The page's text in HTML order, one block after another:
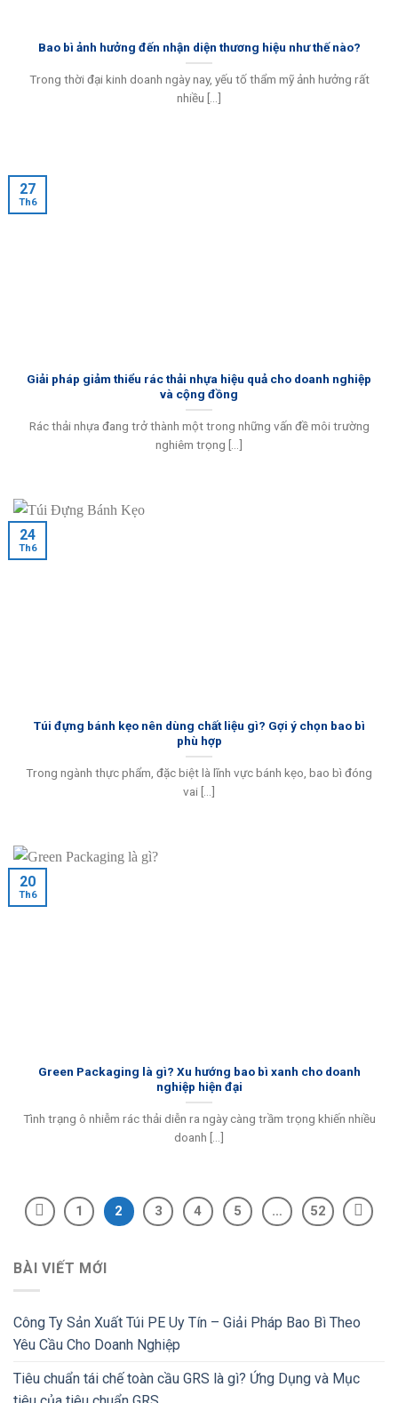
Bao bì ảnh hưởng đến nhận diện thương hiệu như thế nào?
Trong thời đại kinh doanh ngày nay, yếu tố thẩm mỹ ảnh hưởng rất
nhiều [...]
Giải pháp giảm thiểu rác thải nhựa hiệu quả cho doanh nghiệp
và cộng đồng
Rác thải nhựa đang trở thành một trong những vấn đề môi trường
nghiêm trọng [...]
27
Th6
Túi đựng bánh kẹo nên dùng chất liệu gì? Gợi ý chọn bao bì
phù hợp
Trong ngành thực phẩm, đặc biệt là lĩnh vực bánh kẹo, bao bì đóng
vai [...]
24
Th6
Green Packaging là gì? Xu hướng bao bì xanh cho doanh
nghiệp hiện đại
Tình trạng ô nhiễm rác thải diễn ra ngày càng trầm trọng khiến nhiều
doanh [...]
20
Th6
1 2 3 4 5 … 52
BÀI VIẾT MỚI
Công Ty Sản Xuất Túi PE Uy Tín – Giải Pháp Bao Bì Theo
Yêu Cầu Cho Doanh Nghiệp
Tiêu chuẩn tái chế toàn cầu GRS là gì? Ứng Dụng và Mục